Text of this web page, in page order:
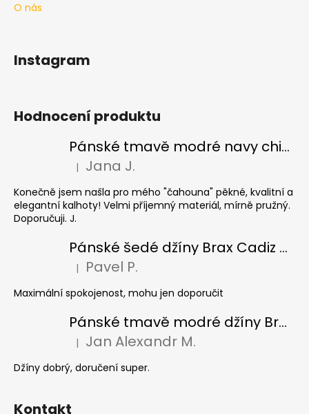
O nás
Instagram
Hodnocení produktu
Pánské tmavě modré navy chinos Ed Baxter, prodloužené
Hodnocení produktu je 5 z 5 hvězdiček.
| Jana J.
Konečně jsem našla pro mého "čahouna" pěkné, kvalitní a
elegantní kalhoty! Velmi příjemný materiál, mírně pružný.
Doporučuji. J.
Pánské šedé džíny Brax Cadiz Grey smoke, prodloužené
Hodnocení produktu je 5 z 5 hvězdiček.
| Pavel P.
Maximální spokojenost, mohu jen doporučit
Pánské tmavě modré džíny Brax Cadiz Dark blue, prodloužené
Hodnocení produktu je 5 z 5 hvězdiček.
| Jan Alexandr M.
Džíny dobrý, doručení super.
Kontakt